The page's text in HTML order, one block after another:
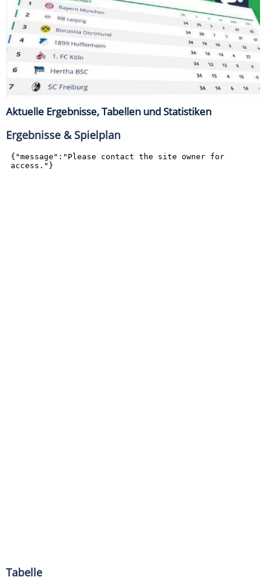
Aktuelle Ergebnisse, Tabellen und Statistiken
Ergebnisse & Spielplan
Tabelle